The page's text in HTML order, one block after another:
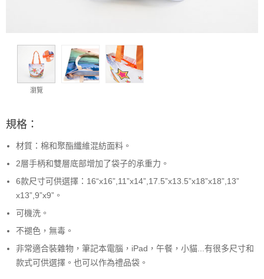
瀏覽
規格：
材質：棉和聚酯纖維混紡面料。
2層手柄和雙層底部增加了袋子的承重力。
6款尺寸可供選擇：16“x16”,11”x14”,17.5”x13.5”x18”x18”,13”
x13”,9”x9”。
可機洗。
不褪色，無毒。
非常適合裝雜物，筆記本電腦，iPad，午餐，小貓...有很多尺寸和
款式可供選擇。也可以作為禮品袋。